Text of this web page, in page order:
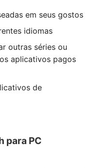
em seus gostos
idiomas
outras séries ou
aplicativos pagos
de
para PC